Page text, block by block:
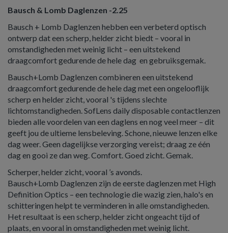
Bausch & Lomb Daglenzen -2.25
Bausch + Lomb Daglenzen hebben een verbeterd optisch
ontwerp dat een scherp, helder zicht biedt – vooral in
omstandigheden met weinig licht – een uitstekend
draagcomfort gedurende de hele dag en gebruiksgemak.
Bausch+Lomb Daglenzen combineren een uitstekend
draagcomfort gedurende de hele dag met een ongelooflijk
scherp en helder zicht, vooral 's tijdens slechte
lichtomstandigheden. SofLens daily disposable contactlenzen
bieden alle voordelen van een daglens en nog veel meer – dit
geeft jou de ultieme lensbeleving. Schone, nieuwe lenzen elke
dag weer. Geen dagelijkse verzorging vereist; draag ze één
dag en gooi ze dan weg. Comfort. Goed zicht. Gemak.
Scherper, helder zicht, vooral ’s avonds.
Bausch+Lomb Daglenzen zijn de eerste daglenzen met High
Definition Optics – een technologie die wazig zien, halo's en
schitteringen helpt te verminderen in alle omstandigheden.
Het resultaat is een scherp, helder zicht ongeacht tijd of
plaats, en vooral in omstandigheden met weinig licht.